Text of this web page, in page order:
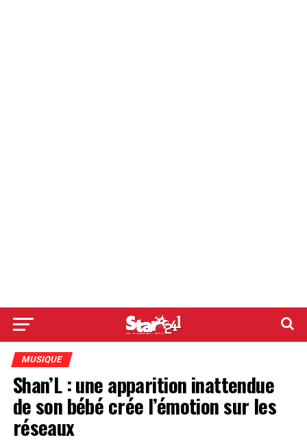
MUSIQUE
Shan’L : une apparition inattendue
de son bébé crée l’émotion sur les
réseaux